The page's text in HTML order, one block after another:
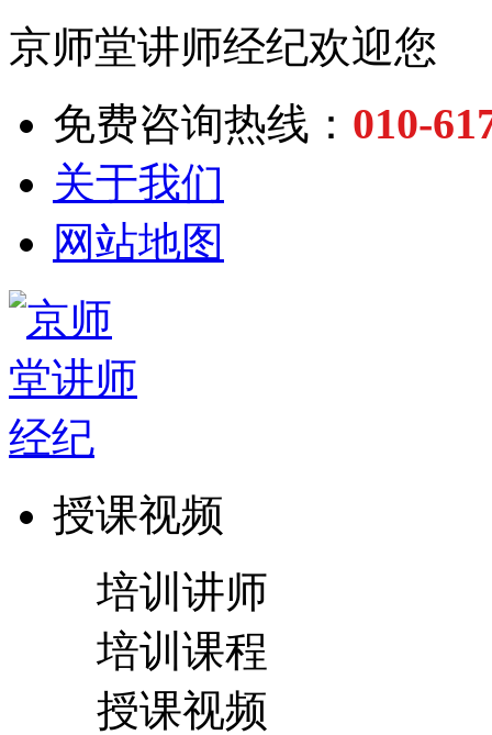
京师堂讲师经纪欢迎您
免费咨询热线： 010-
关于我们
网站地图
授课视频
培训讲师
培训课程
授课视频